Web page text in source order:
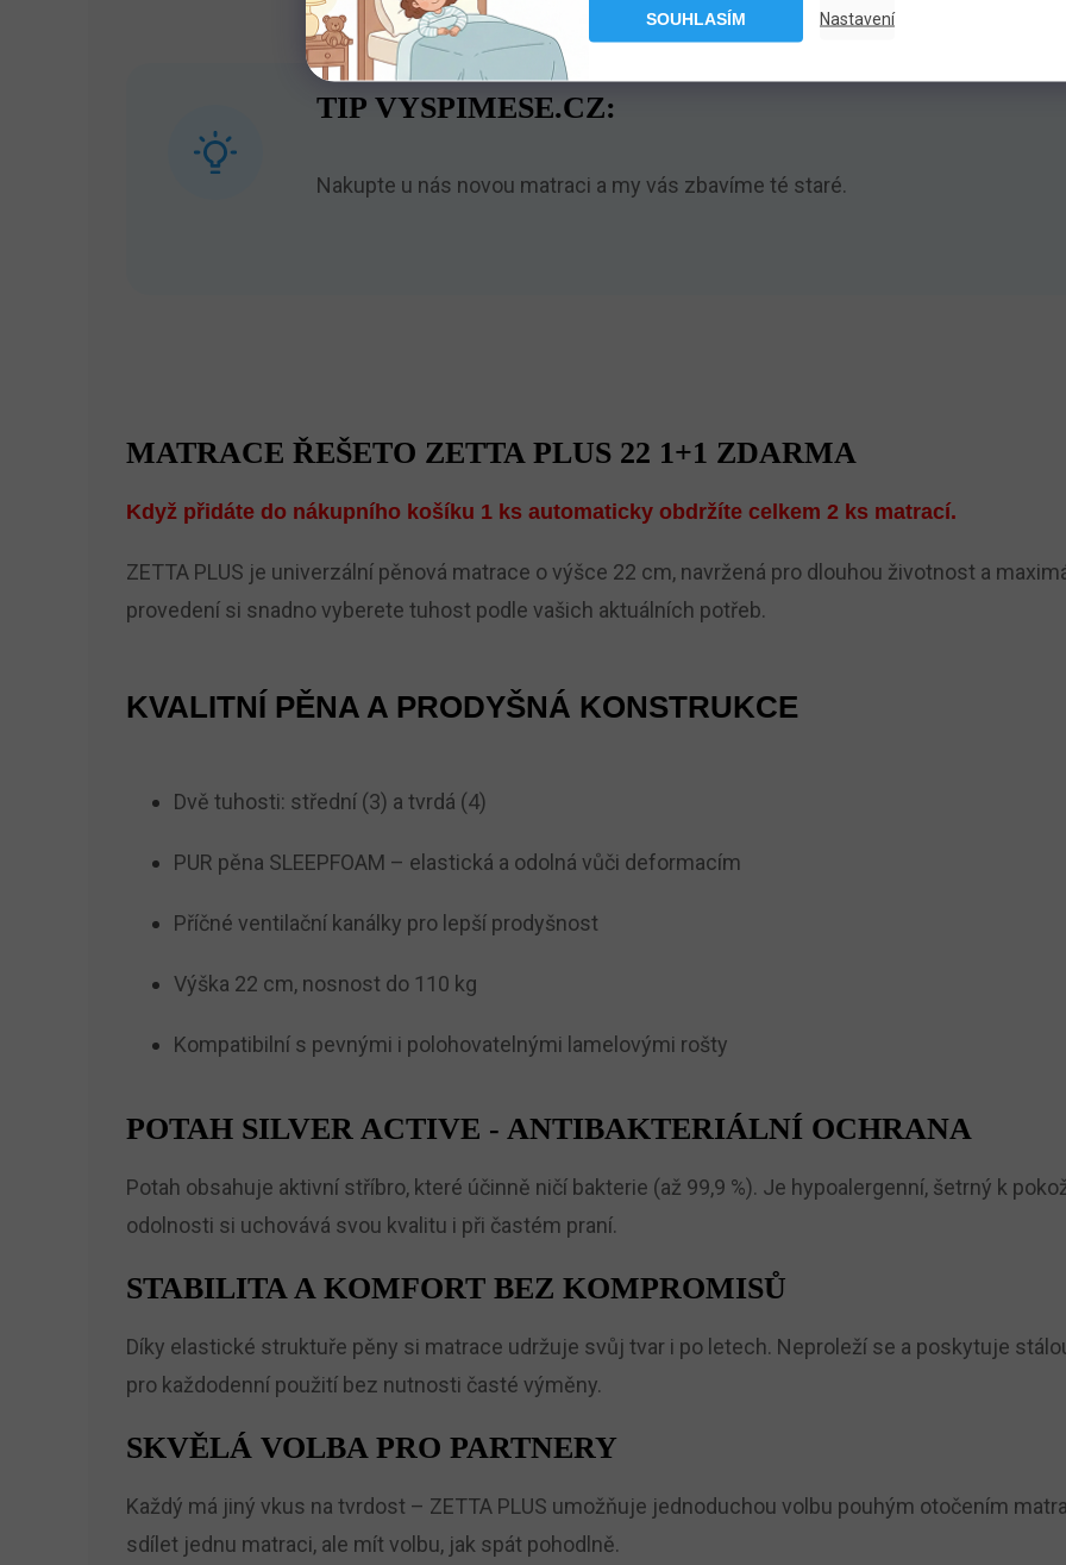
SOUHLASÍM Nastavení
TIP VYSPIMESE.CZ:
Nakupte u nás novou matraci a my vás zbavíme té staré.
MATRACE ŘEŠETO ZETTA PLUS 22 1+1 ZDARMA
Když přidáte do nákupního košíku 1 ks automaticky obdržíte celkem 2 ks matrací.
ZETTA PLUS je univerzální pěnová matrace o výšce 22 cm, navržená pro dlouhou životnost a
provedení si snadno vyberete tuhost podle vašich aktuálních potřeb.
KVALITNÍ PĚNA A PRODYŠNÁ KONSTRUKCE
Dvě tuhosti: střední (3) a tvrdá (4)
PUR pěna SLEEPFOAM – elastická a odolná vůči deformacím
Příčné ventilační kanálky pro lepší prodyšnost
Výška 22 cm, nosnost do 110 kg
Kompatibilní s pevnými i polohovatelnými lamelovými rošty
POTAH SILVER ACTIVE - ANTIBAKTERIÁLNÍ OCHRANA
Potah obsahuje aktivní stříbro, které účinně ničí bakterie (až 99,9 %). Je hypoalergenní, šetrný k
odolnosti si uchovává svou kvalitu i při častém praní.
STABILITA A KOMFORT BEZ KOMPROMISŮ
Díky elastické struktuře pěny si matrace udržuje svůj tvar i po letech. Neproleží se a poskytuje
pro každodenní použití bez nutnosti časté výměny.
SKVĚLÁ VOLBA PRO PARTNERY
Každý má jiný vkus na tvrdost – ZETTA PLUS umožňuje jednoduchou volbu pouhým otočením
sdílet jednu matraci, ale mít volbu, jak spát pohodlně.